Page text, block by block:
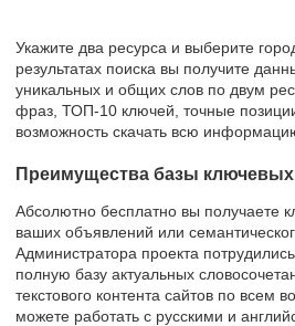
Укажите два ресурса и выберите
результатах поиска вы получите
уникальных и общих слов по двум
фраз, ТОП-10 ключей, точные
возможность скачать всю
Преимущества базы
Абсолютно бесплатно вы получаете
ваших объявлений или
Администратора проекта
полную базу актуальных
текстового контента сайтов по всем
можете работать с русскими и